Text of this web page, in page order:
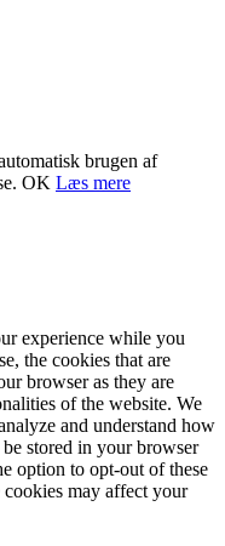
brugen af
OK Læs mere
experience while you
the cookies that are
browser as they are
of the website. We
and understand how
stored in your browser
option to opt-out of these
may affect your